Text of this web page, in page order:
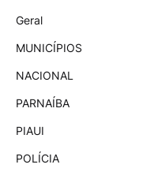
Geral
MUNICÍPIOS
NACIONAL
PARNAÍBA
PIAUI
POLÍCIA